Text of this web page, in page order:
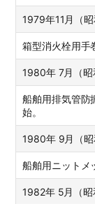
1979年11月（昭
箱型消火栓用手
1980年 7月（昭
船舶用排気管防
始。
1980年 9月（昭
船舶用ニットメ
1982年 5月（昭